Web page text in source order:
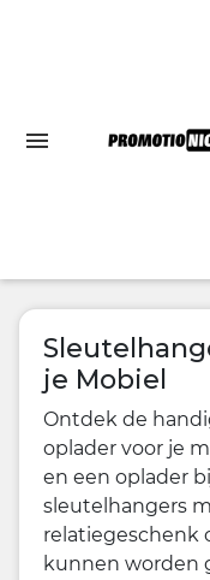
je Mobiel
Ontdek de
oplader voor je
en een oplader
sleutelhangers
relatiegeschenk
kunnen worden